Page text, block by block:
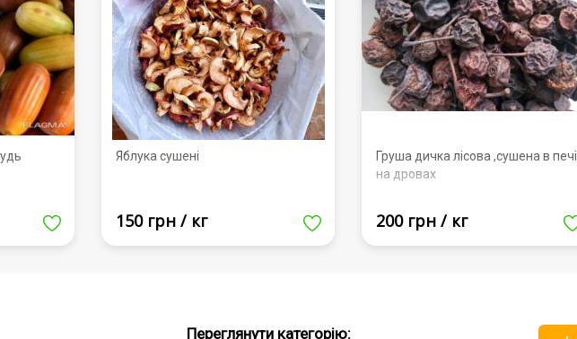
Яблука сушені
150 грн / кг
Груша дичка лісова ,сушена в печі
на дровах
200 грн / кг
Переглянути категорію: